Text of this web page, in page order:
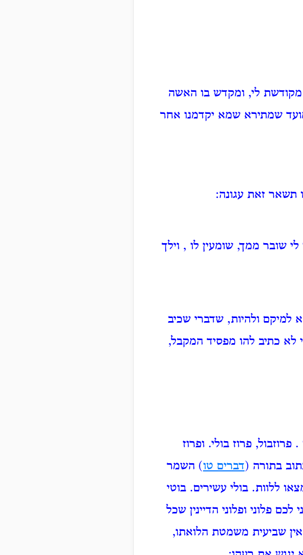
לי, ומקדש בו האשה
שמתירא שמא יקדמנו אחר
תשאר זאת עגונה:
שובר ממך, שומעין לו , וילך
למיקם ולהיות, שדברי שכיב
לא כתיב להו מפסיד המקבל,
. פרוזבול, פרוז בולי. ופרוז
בתורה (דברים טו) השמר
ללוות. בולי עשירים. בוטי
פלוני ופלוני הדיינין שכל
שביעית משמטת הלואתו,